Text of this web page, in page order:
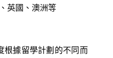
英國、澳洲等
根據留學計劃的不同而